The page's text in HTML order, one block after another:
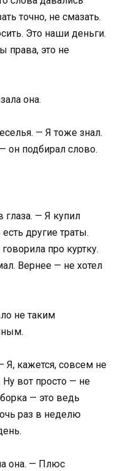
точно, не смазать.
Это наши деньги.
права, это не
она.
— Я тоже знал.
он подбирал слово.
— Я купил
другие траты.
про куртку.
Вернее — не хотел
не таким
кажется, совсем не
вот просто — не
— это ведь
раз в неделю
она. — Плюс